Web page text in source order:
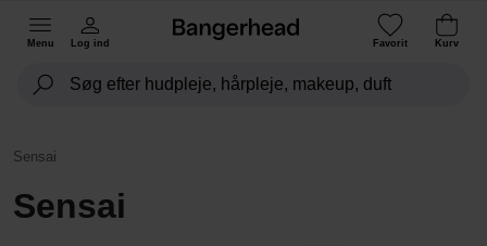
Menu Log ind Favorit Kurv
Sensai
Sensai